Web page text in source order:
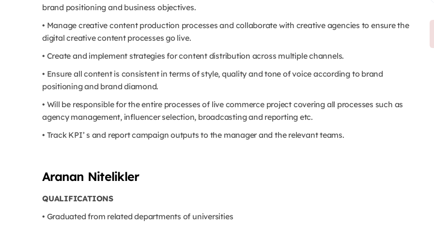
brand positioning and business objectives.
• Manage creative content production processes and collaborate with creative agencies to ensure the
digital creative content processes go live.
• Create and implement strategies for content distribution across multiple channels.
• Ensure all content is consistent in terms of style, quality and tone of voice according to brand
positioning and brand diamond.
• Will be responsible for the entire processes of live commerce project covering all processes such as
agency management, influencer selection, broadcasting and reporting etc.
• Track KPI’ s and report campaign outputs to the manager and the relevant teams.
Aranan Nitelikler
QUALIFICATIONS
• Graduated from related departments of universities